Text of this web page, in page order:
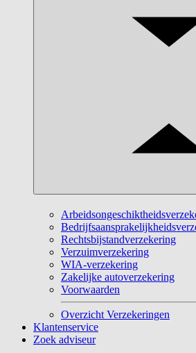
Rechtsbijstandverzekering
Verzuimverzekering
WIA-verzekering
Zakelijke autoverzekering
Voorwaarden
Overzicht Verzekeringen
Klantenservice
Zoek adviseur